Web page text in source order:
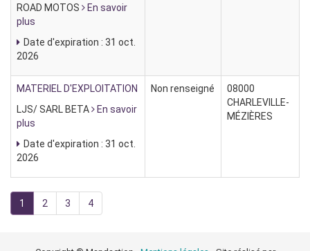
ROAD MOTOS
En savoir
plus
Date d'expiration : 31 oct.
2026
MATERIEL D'EXPLOITATION
LJS/ SARL BETA
En savoir
plus
Date d'expiration : 31 oct.
2026
Non renseigné
08000
CHARLEVILLE-
MÉZIÈRES
1 2 3 4